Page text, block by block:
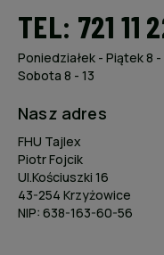
TEL: 721 11
Poniedziałek - Piątek 8 -
Sobota 8 - 13
Nasz adres
FHU Tajlex
Piotr Fojcik
Ul.Kościuszki 16
43-254 Krzyżowice
NIP: 638-163-60-56